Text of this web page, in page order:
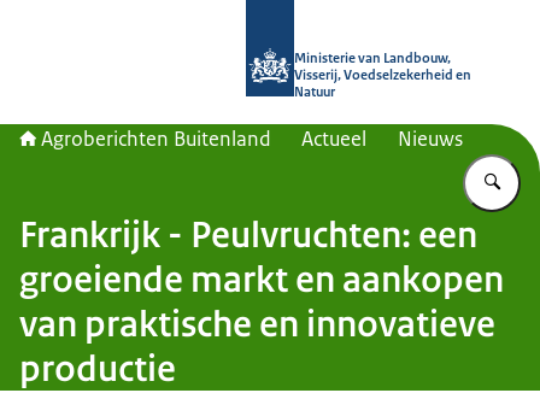
Ministerie van Landbouw,
Visserij, Voedselzekerheid en
Natuur
Agroberichten Buitenland Actueel Nieuws
Frankrijk - Peulvruchten: een
groeiende markt en aankopen
van praktische en innovatieve
productie